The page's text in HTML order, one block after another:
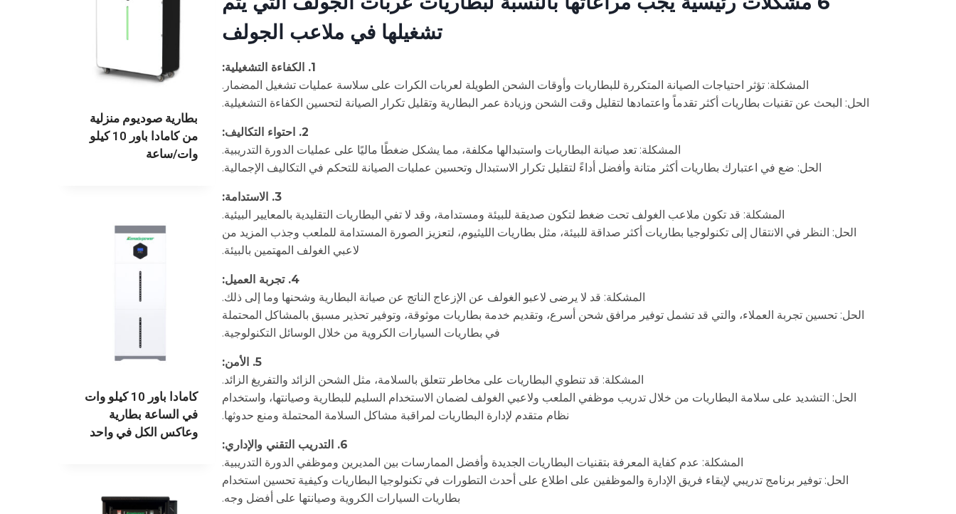
تشغيلها في ملاعب الجولف
1. الكفاءة التشغيلية:
المشكلة: تؤثر احتياجات الصيانة المتكررة للبطاريات وأوقات الشحن الطويلة لعربات الكرات على سلاسة عمليات تشغيل المضمار.
الحل: البحث عن تقنيات بطاريات أكثر تقدماً واعتمادها لتقليل وقت الشحن وزيادة عمر البطارية وتقليل تكرار الصيانة لتحسين الكفاءة التشغيلية.
2. احتواء التكاليف:
المشكلة: تعد صيانة البطاريات واستبدالها مكلفة، مما يشكل ضغطًا ماليًا على عمليات الدورة التدريبية.
الحل: ضع في اعتبارك بطاريات أكثر متانة وأفضل أداءً لتقليل تكرار الاستبدال وتحسين عمليات الصيانة للتحكم في التكاليف الإجمالية.
3. الاستدامة:
المشكلة: قد تكون ملاعب الغولف تحت ضغط لتكون صديقة للبيئة ومستدامة، وقد لا تفي البطاريات التقليدية بالمعايير البيئية.
الحل: النظر في الانتقال إلى تكنولوجيا بطاريات أكثر صداقة للبيئة، مثل بطاريات الليثيوم، لتعزيز الصورة المستدامة للملعب وجذب المزيد من
لاعبي الغولف المهتمين بالبيئة.
4. تجربة العميل:
المشكلة: قد لا يرضى لاعبو الغولف عن الإزعاج الناتج عن صيانة البطارية وشحنها وما إلى ذلك.
الحل: تحسين تجربة العملاء، والتي قد تشمل توفير مرافق شحن أسرع، وتقديم خدمة بطاريات موثوقة، وتوفير تحذير مسبق بالمشاكل المحتملة
في بطاريات السيارات الكروية من خلال الوسائل التكنولوجية.
5. الأمن:
المشكلة: قد تنطوي البطاريات على مخاطر تتعلق بالسلامة، مثل الشحن الزائد والتفريغ الزائد.
الحل: التشديد على سلامة البطاريات من خلال تدريب موظفي الملعب ولاعبي الغولف لضمان الاستخدام السليم للبطارية وصيانتها، واستخدام
نظام متقدم لإدارة البطاريات لمراقبة مشاكل السلامة المحتملة ومنع حدوثها.
6. التدريب التقني والإداري:
المشكلة: عدم كفاية المعرفة بتقنيات البطاريات الجديدة وأفضل الممارسات بين المديرين وموظفي الدورة التدريبية.
الحل: توفير برنامج تدريبي لإبقاء فريق الإدارة والموظفين على اطلاع على أحدث التطورات في تكنولوجيا البطاريات وكيفية تحسين استخدام
بطاريات السيارات الكروية وصيانتها على أفضل وجه.
بطارية صوديوم منزلية
من كامادا باور 10 كيلو
وات/ساعة
كامادا باور 10 كيلو وات
في الساعة بطارية
وعاكس الكل في واحد